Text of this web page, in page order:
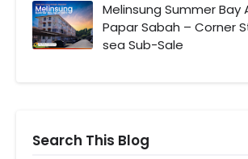
Melinsung Summer
Papar Sabah – Corner
sea Sub-Sale
Search This Blog